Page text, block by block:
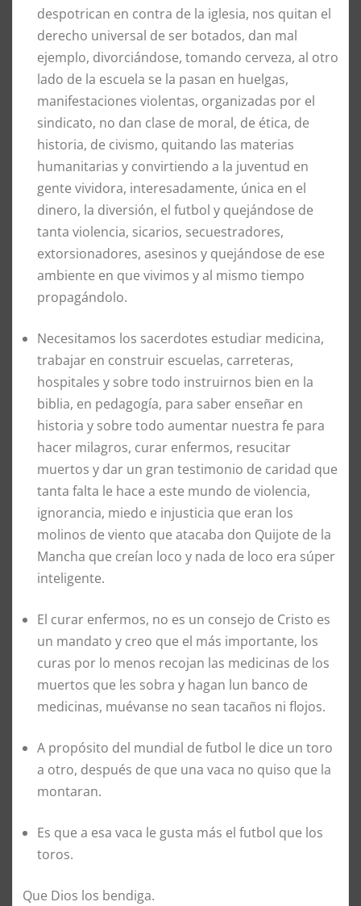
despotrican en contra de la iglesia, nos quitan el
derecho universal de ser botados, dan mal
ejemplo, divorciándose, tomando cerveza, al otro
lado de la escuela se la pasan en huelgas,
manifestaciones violentas, organizadas por el
sindicato, no dan clase de moral, de ética, de
historia, de civismo, quitando las materias
humanitarias y convirtiendo a la juventud en
gente vividora, interesadamente, única en el
dinero, la diversión, el futbol y quejándose de
tanta violencia, sicarios, secuestradores,
extorsionadores, asesinos y quejándose de ese
ambiente en que vivimos y al mismo tiempo
propagándolo.
Necesitamos los sacerdotes estudiar medicina,
trabajar en construir escuelas, carreteras,
hospitales y sobre todo instruirnos bien en la
biblia, en pedagogía, para saber enseñar en
historia y sobre todo aumentar nuestra fe para
hacer milagros, curar enfermos, resucitar
muertos y dar un gran testimonio de caridad que
tanta falta le hace a este mundo de violencia,
ignorancia, miedo e injusticia que eran los
molinos de viento que atacaba don Quijote de la
Mancha que creían loco y nada de loco era súper
inteligente.
El curar enfermos, no es un consejo de Cristo es
un mandato y creo que el más importante, los
curas por lo menos recojan las medicinas de los
muertos que les sobra y hagan lun banco de
medicinas, muévanse no sean tacaños ni flojos.
A propósito del mundial de futbol le dice un toro
a otro, después de que una vaca no quiso que la
montaran.
Es que a esa vaca le gusta más el futbol que los
toros.
Que Dios los bendiga.